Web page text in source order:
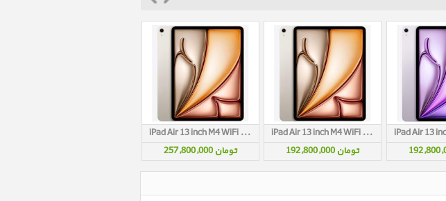
iPad Air 13 inch M4 WiFi 512GB Starlight 2026
تومان 257,800,000
iPad Air 13 inch M4 WiFi 256GB Starlight 2026
تومان 192,800,000